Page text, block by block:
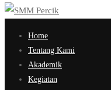
Home
Tentang Kami
Akademik
Kegiatan